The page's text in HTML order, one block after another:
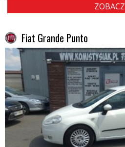
ZOBACZ
Fiat Grande Punto